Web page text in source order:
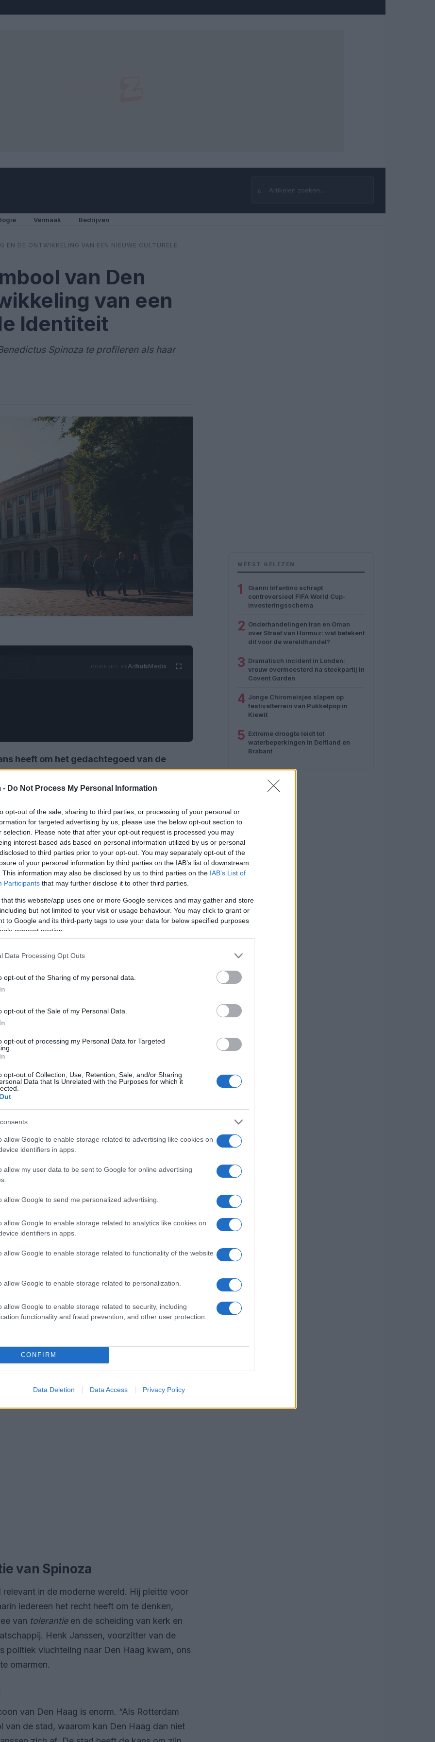
- Do Not Process My Personal Information
opt-out of the sale, sharing to third parties, or processing of your personal or
for targeted advertising by us, please use the below opt-out section to
selection. Please note that after your opt-out request is processed you may
interest-based ads based on personal information utilized by us or personal
to third parties prior to your opt-out. You may separately opt-out of the
of your personal information by third parties on the IAB’s list of downstream
This information may also be disclosed by us to third parties on the IAB’s List of
Participants that may further disclose it to other third parties.
that this website/app uses one or more Google services and may gather and store
but not limited to your visit or usage behaviour. You may click to grant or
to Google and its third-party tags to use your data for below specified purposes
consent section.
Data Processing Opt Outs
opt-out of the Sharing of my personal data.
opt-out of the Sale of my Personal Data.
opt-out of processing my Personal Data for Targeted
opt-out of Collection, Use, Retention, Sale, and/or Sharing
Data that Is Unrelated with the Purposes for which it
allow Google to enable storage related to advertising like cookies on
identifiers in apps.
allow my user data to be sent to Google for online advertising
allow Google to send me personalized advertising.
allow Google to enable storage related to analytics like cookies on
identifiers in apps.
allow Google to enable storage related to functionality of the website
allow Google to enable storage related to personalization.
allow Google to enable storage related to security, including
functionality and fraud prevention, and other user protection.
CONFIRM
Data Deletion Data Access Privacy Policy
⌕
Zoeken
Vermaak Bedrijven
EN DE ONTWIKKELING VAN EEN NIEUWE CULTURELE
van Den
van een
Identiteit
Spinoza te profileren als haar
AdhubMedia
heeft om het gedachtegoed van de
strong> nieuw leven in te blazen? Deze
in de stad door en schreef hier
initiatiefnemers van het
Spinoza een meer prominente plek te
Haag. Waarom? Omdat zijn ideeën nog
in Den Haag
en Den Haag vaak wordt vergeten? Deze
zijn meesterwerk
aan dePaviljoensgrachtin zijn laatste
door de Stichting Domus Spinoza, biedt nu
is dat genoeg om zijn rijke erfenis onder de
meer nodig is om zijn gedachtegoed
benadrukt de dringende behoefte aan een
is gewijd. “Spinoza wordt wereldwijd
dat zijn belangrijkste werken hier zijn
waarom besteden we niet meer aandacht
stad?
hele wereld. Een plek waar de erfenis van
ook actief wordt gepromoot. Maar hoe
de geschiedenis van Spinoza opnieuw tot
van Spinoza
relevant in de moderne wereld. Hij pleitte voor
iedereen het recht heeft om te denken,
van tolerantieen de scheiding van kerk en
Henk Janssen, voorzitter van de
politiek vluchteling naar Den Haag kwam, ons
omarmen.
van Den Haag is enorm. “Als Rotterdam
van de stad, waarom kan Den Haag dan niet
MEEST GELEZEN
1
Gianni Infantino schrapt
controversieel FIFA World Cup-
investeringsschema
2 Onderhandelingen Iran en Oman
over Straat van Hormuz: wat betekent
dit voor de wereldhandel?
3 Dramatisch incident in Londen:
vrouw overmeesterd na steekpartij in
Covent Garden
4 Jonge Chiromeisjes slapen op
festivalterrein van Pukkelpop in
Kiewit
5 Extreme droogte leidt tot
waterbeperkingen in Delfland en
Brabant